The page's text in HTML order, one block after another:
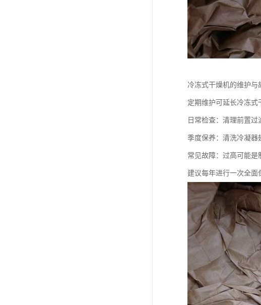
冷冻式干燥机的维护与
定期维护可延长冷冻式
日常检查：清理前置过
季度保养：清洗冷凝器
常见故障：过高可能是
建议每年进行一次全面